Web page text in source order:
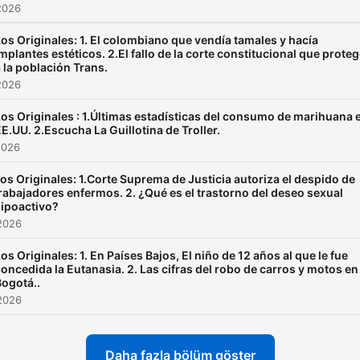
Originales: 1. El colombiano que vendía tamales y hacía
estéticos. 2.El fallo de la corte constitucional que
la población Trans.
Originales : 1.Últimas estadísticas del consumo de marihuana
2.Escucha La Guillotina de Troller.
Originales: 1.Corte Suprema de Justicia autoriza el despido de
enfermos. 2. ¿Qué es el trastorno del deseo sexual
Originales: 1. En Países Bajos, El niño de 12 años al que le fue
la Eutanasia. 2. Las cifras del robo de carros y motos en
Daha fazla bölüm göster